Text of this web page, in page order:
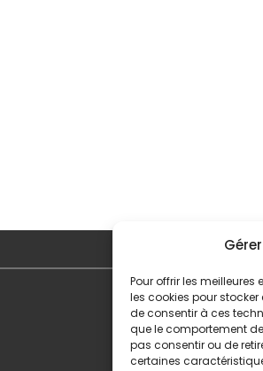
Pour offrir les
les cookies pour
de consentir à ces
que le comportement
pas consentir ou de
certaines